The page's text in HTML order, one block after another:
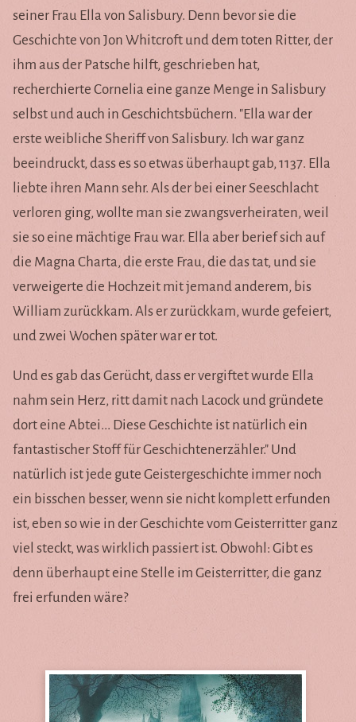
seiner Frau Ella von Salisbury. Denn bevor sie die
Geschichte von Jon Whitcroft und dem toten Ritter, der
ihm aus der Patsche hilft, geschrieben hat,
recherchierte Cornelia eine ganze Menge in Salisbury
selbst und auch in Geschichtsbüchern. "Ella war der
erste weibliche Sheriff von Salisbury. Ich war ganz
beeindruckt, dass es so etwas überhaupt gab, 1137. Ella
liebte ihren Mann sehr. Als der bei einer Seeschlacht
verloren ging, wollte man sie zwangsverheiraten, weil
sie so eine mächtige Frau war. Ella aber berief sich auf
die Magna Charta, die erste Frau, die das tat, und sie
verweigerte die Hochzeit mit jemand anderem, bis
William zurückkam. Als er zurückkam, wurde gefeiert,
und zwei Wochen später war er tot.
Und es gab das Gerücht, dass er vergiftet wurde Ella
nahm sein Herz, ritt damit nach Lacock und gründete
dort eine Abtei... Diese Geschichte ist natürlich ein
fantastischer Stoff für Geschichtenerzähler." Und
natürlich ist jede gute Geistergeschichte immer noch
ein bisschen besser, wenn sie nicht komplett erfunden
ist, eben so wie in der Geschichte vom Geisterritter ganz
viel steckt, was wirklich passiert ist. Obwohl: Gibt es
denn überhaupt eine Stelle im Geisterritter, die ganz
frei erfunden wäre?